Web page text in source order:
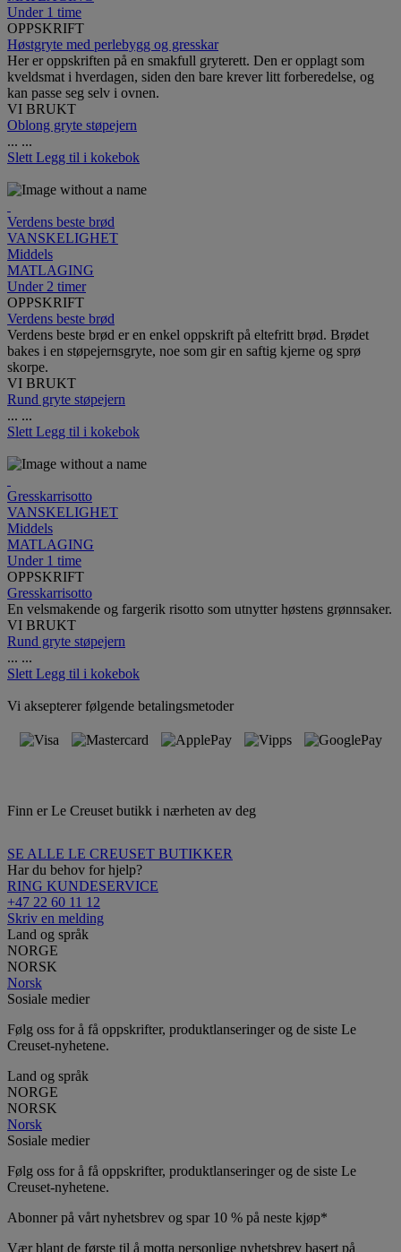
Under 1 time
OPPSKRIFT
Høstgryte med perlebygg og gresskar
Her er oppskriften på en smakfull gryterett. Den er opplagt som
kveldsmat i hverdagen, siden den bare krever litt forberedelse, og
kan passe seg selv i ovnen.
VI BRUKT
Oblong gryte støpejern
... ...
Slett Legg til i kokebok
Verdens beste brød
VANSKELIGHET
Middels
MATLAGING
Under 2 timer
OPPSKRIFT
Verdens beste brød
Verdens beste brød er en enkel oppskrift på eltefritt brød. Brødet
bakes i en støpejernsgryte, noe som gir en saftig kjerne og sprø
skorpe.
VI BRUKT
Rund gryte støpejern
... ...
Slett Legg til i kokebok
Gresskarrisotto
VANSKELIGHET
Middels
MATLAGING
Under 1 time
OPPSKRIFT
Gresskarrisotto
En velsmakende og fargerik risotto som utnytter høstens grønnsaker.
VI BRUKT
Rund gryte støpejern
... ...
Slett Legg til i kokebok
Vi aksepterer følgende betalingsmetoder
Finn er Le Creuset butikk i nærheten av deg
SE ALLE LE CREUSET BUTIKKER
Har du behov for hjelp?
RING KUNDESERVICE
+47 22 60 11 12
Skriv en melding
Land og språk
NORGE
NORSK
Norsk
Sosiale medier
Følg oss for å få oppskrifter, produktlanseringer og de siste Le
Creuset-nyhetene.
Land og språk
NORGE
NORSK
Norsk
Sosiale medier
Følg oss for å få oppskrifter, produktlanseringer og de siste Le
Creuset-nyhetene.
Abonner på vårt nyhetsbrev og spar 10 % på neste kjøp*
Vær blant de første til å motta personlige nyhetsbrev basert på